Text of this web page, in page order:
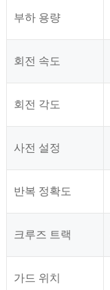
부하 용량
회전 속도
회전 각도
사전 설정
반복 정확도
크루즈 트랙
가드 위치